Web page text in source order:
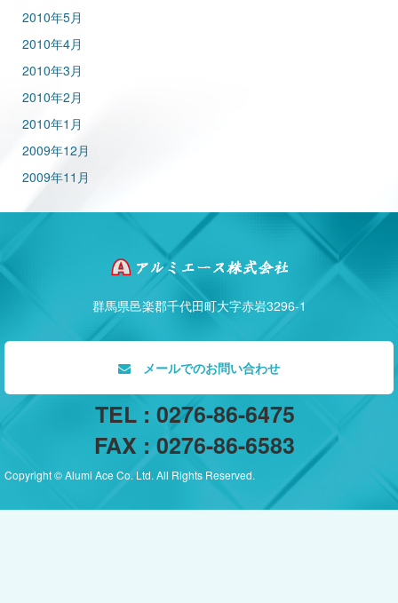
2010年5月
2010年4月
2010年3月
2010年2月
2010年1月
2009年12月
2009年11月
群馬県邑楽郡千代田町大字赤岩3296-1
メールでのお問い合わせ
TEL : 0276-86-6475
FAX : 0276-86-6583
Copyright © Alumi Ace Co. Ltd. All Rights Reserved.